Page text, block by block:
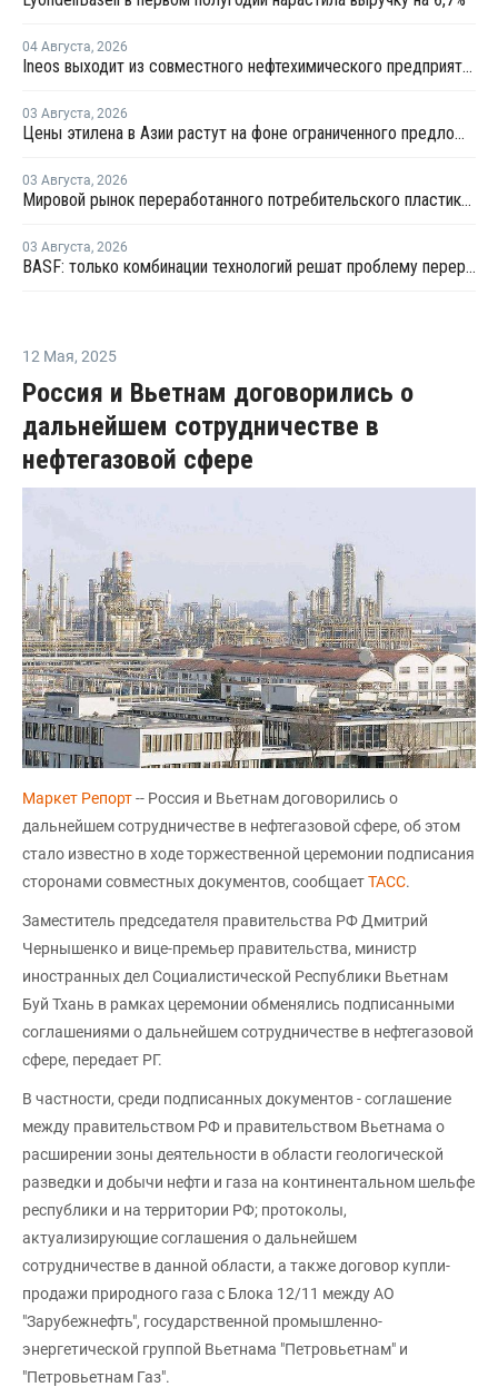
04 Августа, 2026
Ineos выходит из совместного нефтехимического предприятия с Sinopec
03 Августа, 2026
Цены этилена в Азии растут на фоне ограниченного предложения
03 Августа, 2026
Мировой рынок переработанного потребительского пластика к 2033 году вырастет в два раза
03 Августа, 2026
BASF: только комбинации технологий решат проблему переработки инженерных пластиков
12 Мая, 2025
Россия и Вьетнам договорились о
дальнейшем сотрудничестве в
нефтегазовой сфере
Маркет Репорт-- Россия и Вьетнам договорились о
дальнейшем сотрудничестве в нефтегазовой сфере, об этом
стало известно в ходе торжественной церемонии подписания
сторонами совместных документов, сообщаетТАСС.
Заместитель председателя правительства РФ Дмитрий
Чернышенко и вице-премьер правительства, министр
иностранных дел Социалистической Республики Вьетнам
Буй Тхань в рамках церемонии обменялись подписанными
соглашениями о дальнейшем сотрудничестве в нефтегазовой
сфере, передает РГ.
В частности, среди подписанных документов - соглашение
между правительством РФ и правительством Вьетнама о
расширении зоны деятельности в области геологической
разведки и добычи нефти и газа на континентальном шельфе
республики и на территории РФ; протоколы,
актуализирующие соглашения о дальнейшем
сотрудничестве в данной области, а также договор купли-
продажи природного газа с Блока 12/11 между АО
"Зарубежнефть", государственной промышленно-
энергетической группой Вьетнама "Петровьетнам" и
"Петровьетнам Газ".